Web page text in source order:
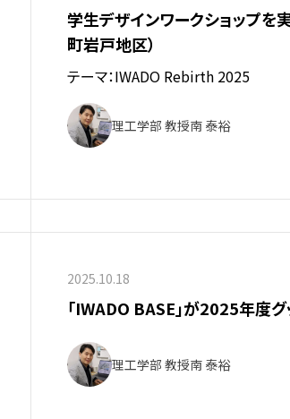
学生デザインワークショップを
町岩戸地区）
テーマ：IWADO Rebirth 2025
理工学部 教授南 泰裕
2025.10.18
「IWADO BASE」が2025年度
理工学部 教授南 泰裕